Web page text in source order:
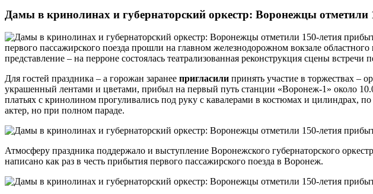
Дамы в кринолинах и губернаторский оркестр: Воронежцы
первого пассажирского поезда прошли на главном железнодорожном вокзале
представление – на перроне состоялась театрализованная реконструкция сцены
Для гостей праздника – а горожан заранее пригласили принять участие в торжествах –
украшенный лентами и цветами, прибыл на первый путь станции «Воронеж-1» около
платьях с кринолином прогуливались под руку с кавалерами в костюмах и цилиндрах,
актер, но при полном параде.
Атмосферу праздника поддержало и выступление Воронежского губернаторского
написано как раз в честь прибытия первого пассажирского поезда в Воронеж.